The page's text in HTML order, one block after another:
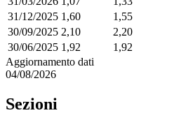
31/12/2025 1,60
1,55
30/09/2025 2,10
2,20
30/06/2025 1,92
1,92
Aggiornamento dati
04/08/2026
Sezioni